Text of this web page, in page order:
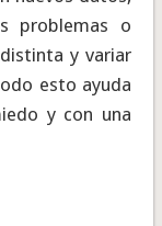
problemas o
y variar
esto ayuda
y con una